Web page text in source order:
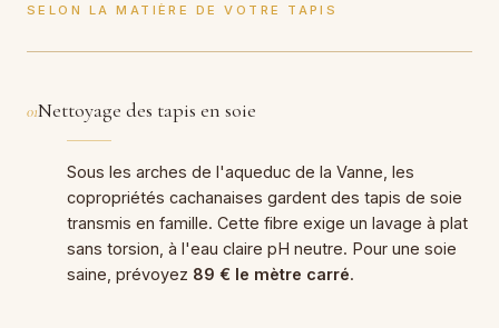
SELON LA MATIÈRE DE VOTRE TAPIS
01Nettoyage des tapis en soie
Sous les arches de l'aqueduc de la Vanne, les
copropriétés cachanaises gardent des tapis de soie
transmis en famille. Cette fibre exige un lavage à plat
sans torsion, à l'eau claire pH neutre. Pour une soie
saine, prévoyez 89 € le mètre carré.